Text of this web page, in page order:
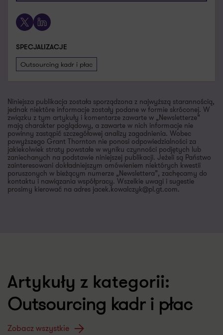
X LinkedIn
SPECJALIZACJE
Outsourcing kadr i płac
Niniejsza publikacja została sporządzona z najwyższą starannością,
jednak niektóre informacje zostały podane w formie skróconej. W
związku z tym artykuły i komentarze zawarte w „Newsletterze”
mają charakter poglądowy, a zawarte w nich informacje nie
powinny zastąpić szczegółowej analizy zagadnienia. Wobec
powyższego Grant Thornton nie ponosi odpowiedzialności za
jakiekolwiek straty powstałe w wyniku czynności podjętych lub
zaniechanych na podstawie niniejszej publikacji. Jeżeli są Państwo
zainteresowani dokładniejszym omówieniem niektórych kwestii
poruszonych w bieżącym numerze „Newslettera”, zachęcamy do
kontaktu i nawiązania współpracy. Wszelkie uwagi i sugestie
prosimy kierować na adres jacek.kowalczyk@pl.gt.com.
Artykuły z kategorii:
Outsourcing kadr i płac
Zobacz wszystkie